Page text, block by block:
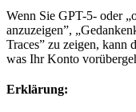
Wenn Sie GPT-5- oder
anzuzeigen”,
Traces” zu zeigen, kann
was Ihr Konto
Erklärung: